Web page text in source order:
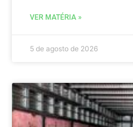
VER MATÉRIA »
5 de agosto de 2026